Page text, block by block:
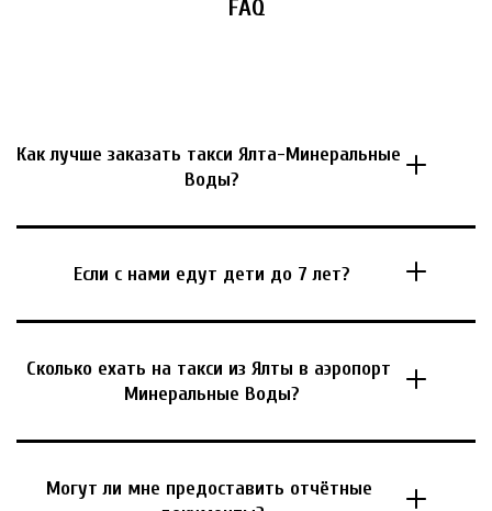
FAQ
Как лучше заказать такси Ялта-Минеральные
Воды?
Если с нами едут дети до 7 лет?
Сколько ехать на такси из Ялты в аэропорт
Минеральные Воды?
Могут ли мне предоставить отчётные